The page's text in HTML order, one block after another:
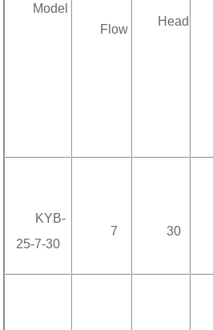
Model
Flow
Head
KYB-
25-7-30
7 30